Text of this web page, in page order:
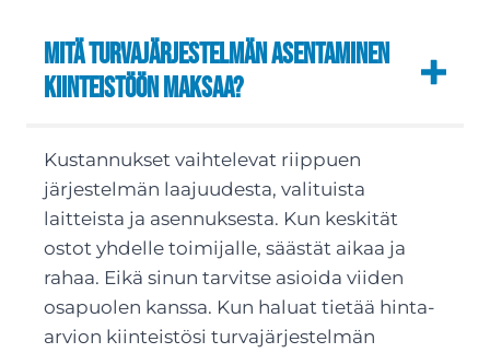
Mitä turvajärjestelmän asentaminen
kiinteistöön maksaa?
Kustannukset vaihtelevat riippuen
järjestelmän laajuudesta, valituista
laitteista ja asennuksesta. Kun keskität
ostot yhdelle toimijalle, säästät aikaa ja
rahaa. Eikä sinun tarvitse asioida viiden
osapuolen kanssa. Kun haluat tietää hinta-
arvion kiinteistösi turvajärjestelmän